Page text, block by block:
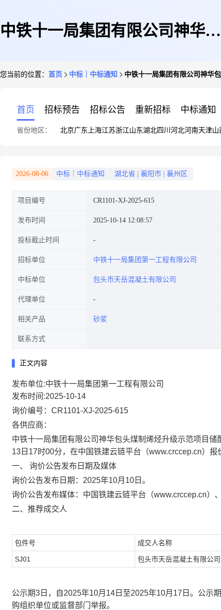
中铁十一局集团有限公司神华包
采购询价结果公示
您当前的位置： 首页 中标｜中标通知 中铁十一局集团有限公司神华
首页 招标预告 招标公告 重新招标 中标通知
省份地区： 北京广东 上海江苏浙江山东湖北四川 河北河南天津山
2026-08-06 中标｜中标通知 湖北省 襄阳市 襄州区
项目编号 CR1101-XJ-2025-615
发布时间 2025-10-14 12:08:57
投标截止时间
招标单位 中铁十一局集团第一工程有限公司
中标单位 包头市天岳混凝土有限公司
代理单位
相关产品 砂浆
联系方式
正文内容
发布单位:中铁十一局集团第一工程有限公司
发布时间:2025-10-14
询价编号： CR1101-XJ-2025-615
各供应商 ：
中铁十一局集团有限公司神华包头煤制烯烃升级示范项目
13 日 17时00分，在中国铁建云链平台（www.crccep.cn）报
一、
询价公告发布日期及媒体
询价公告发布日期： 2025年10月 10 日 。
询价公告发布媒体：中国铁建云链平台（www.crccep.cn）
二、 推荐成交人
包件号 成交人名称
SJ01 包头市天岳混凝土有限公司
公示期3 日，自2025年10月 14 日至2025年10月 17 日。公示
购组织单位或监督部门举报。